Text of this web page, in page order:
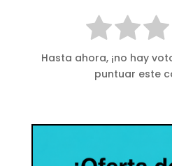
Hasta ahora, ¡no hay
puntuar este